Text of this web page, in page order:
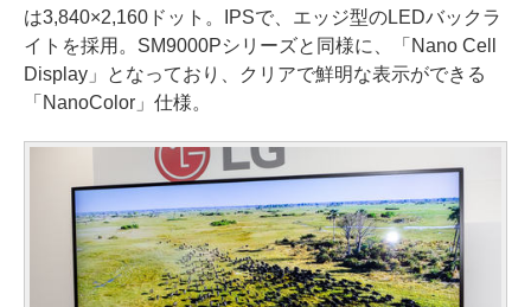
は3,840×2,160ドット。IPSで、エッジ型のLEDバックラ
イトを採用。SM9000Pシリーズと同様に、「Nano Cell
Display」となっており、クリアで鮮明な表示ができる
「NanoColor」仕様。